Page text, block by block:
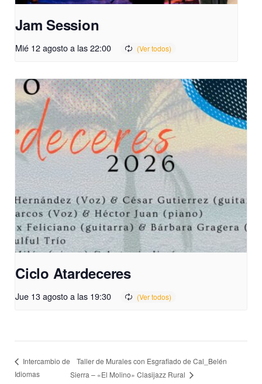
Jam Session
Mié 12 agosto a las 22:00
Ciclo Atardeceres
Jue 13 agosto a las 19:30
Intercambio de
Idiomas
Taller de Murales con Esgrafiado de Cal_Belén
Sierra – «El Molino» Clasijazz Rural